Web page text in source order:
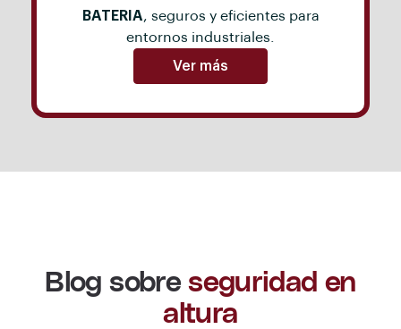
BATERIA, seguros y eficientes para
entornos industriales.
Ver más
Blog sobreseguridad en
altura